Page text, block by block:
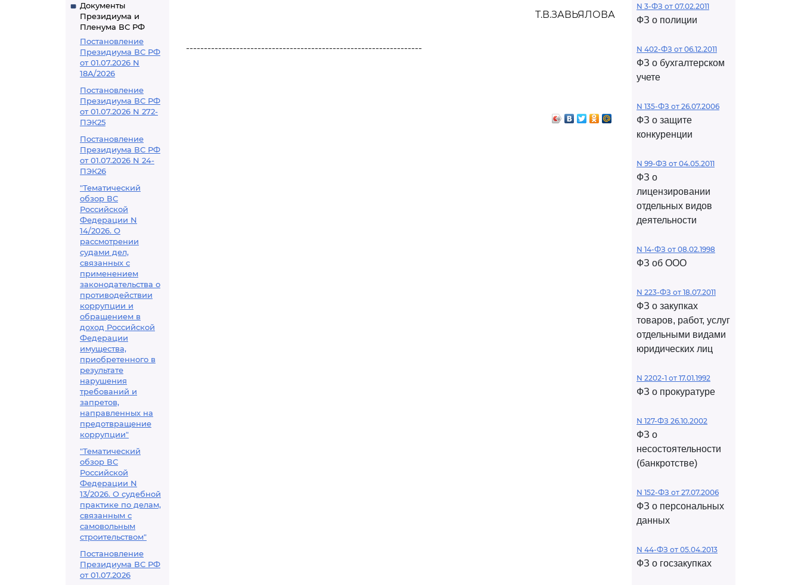
Документы
Президиума и
Пленума ВС РФ
Постановление
Президиума ВС РФ
от 01.07.2026 N
18А/2026
Постановление
Президиума ВС РФ
от 01.07.2026 N 272-
ПЭК25
Постановление
Президиума ВС РФ
от 01.07.2026 N 24-
ПЭК26
"Тематический
обзор ВС
Российской
Федерации N
14/2026. О
рассмотрении
судами дел,
связанных с
применением
законодательства о
противодействии
коррупции и
обращением в
доход Российской
Федерации
имущества,
приобретенного в
результате
нарушения
требований и
запретов,
направленных на
предотвращение
коррупции"
"Тематический
обзор ВС
Российской
Федерации N
13/2026. О судебной
практике по делам,
связанным с
самовольным
строительством"
Постановление
Президиума ВС РФ
от 01.07.2026
Т.В.ЗАВЬЯЛОВА
------------------------------------------------------------------
N 3-ФЗ от 07.02.2011
ФЗ о полиции
N 402-ФЗ от 06.12.2011
ФЗ о бухгалтерском
учете
N 135-ФЗ от 26.07.2006
ФЗ о защите
конкуренции
N 99-ФЗ от 04.05.2011
ФЗ о
лицензировании
отдельных видов
деятельности
N 14-ФЗ от 08.02.1998
ФЗ об ООО
N 223-ФЗ от 18.07.2011
ФЗ о закупках
товаров, работ, услуг
отдельными видами
юридических лиц
N 2202-1 от 17.01.1992
ФЗ о прокуратуре
N 127-ФЗ 26.10.2002
ФЗ о
несостоятельности
(банкротстве)
N 152-ФЗ от 27.07.2006
ФЗ о персональных
данных
N 44-ФЗ от 05.04.2013
ФЗ о госзакупках